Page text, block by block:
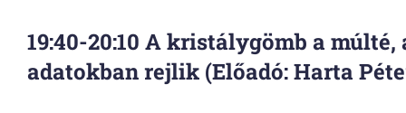
19:40-20:10 A kristálygömb a múlté,
adatokban rejlik (Előadó: Harta